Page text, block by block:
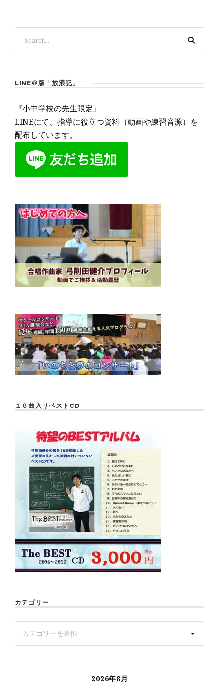
LINE＠版「放浪記」
『小中学校の先生限定』
LINEにて、指導に役立つ資料（動画や練習音源）を
配布しています。
１６曲入りベストCD
カテゴリー
2026年8月